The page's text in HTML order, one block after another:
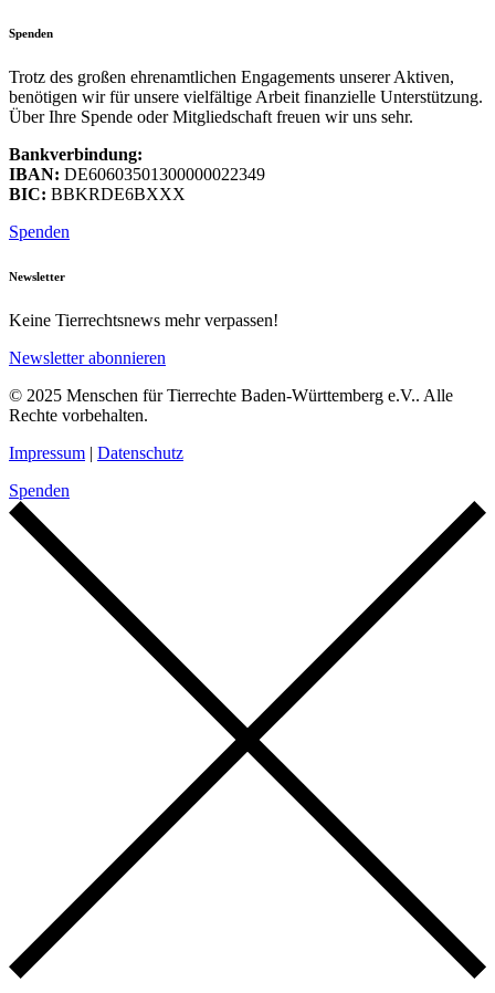
Spenden
Trotz des großen ehrenamtlichen Engagements unserer Aktiven,
benötigen wir für unsere vielfältige Arbeit finanzielle Unterstützung.
Über Ihre Spende oder Mitgliedschaft freuen wir uns sehr.
Bankverbindung:
IBAN: DE60603501300000022349
BIC: BBKRDE6BXXX
Spenden
Newsletter
Keine Tierrechtsnews mehr verpassen!
Newsletter abonnieren
© 2025 Menschen für Tierrechte Baden-Württemberg e.V.. Alle
Rechte vorbehalten.
Impressum | Datenschutz
Spenden